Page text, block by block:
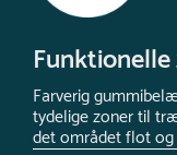
Farverig
tydelige zoner til
det området flot og